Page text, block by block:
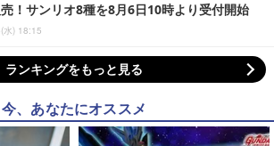
！サンリオ8種を8月6日10時より受付開始
水) 18:15
ランキングをもっと見る
今、あなたにオススメ